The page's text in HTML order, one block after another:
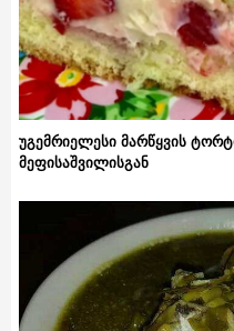
უგემრიელესი მარწყვის
მეფისაშვილისგან